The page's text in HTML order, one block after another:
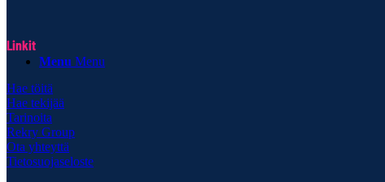
Menu Menu
Linkit
Hae töitä
Hae tekijää
Tarinoita
Rekry Group
Ota yhteyttä
Tietosuojaseloste